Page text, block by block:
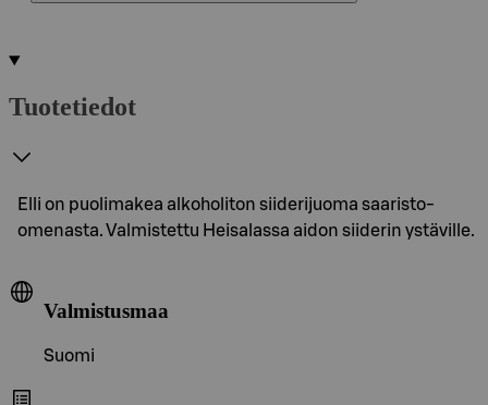
Tuotetiedot
Elli on puolimakea alkoholiton siiderijuoma saaristo-
omenasta. Valmistettu Heisalassa aidon siiderin ystäville.
Valmistusmaa
Suomi